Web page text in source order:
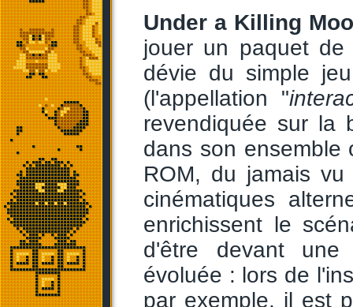
Under a Killing
jouer un paquet
dévie du simple
(l'appellation "
revendiquée sur la
dans son ensemble
ROM, du jamais
cinématiques
enrichissent le
d'être devant
évoluée : lors de
par exemple, il est